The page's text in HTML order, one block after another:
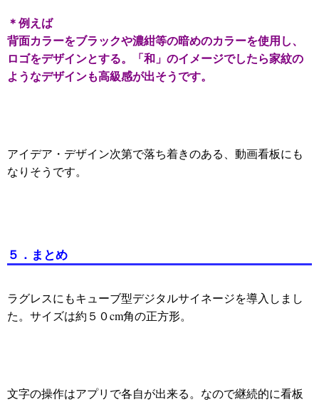
＊例えば
背面カラーをブラックや濃紺等の暗めのカラーを使用し、
ロゴをデザインとする。「和」のイメージでしたら家紋の
ようなデザインも高級感が出そうです。
アイデア・デザイン次第で落ち着きのある、動画看板にも
なりそうです。
５．まとめ
ラグレスにもキューブ型デジタルサイネージを導入しまし
た。サイズは約５０cm角の正方形。
文字の操作はアプリで各自が出来る。なので継続的に看板